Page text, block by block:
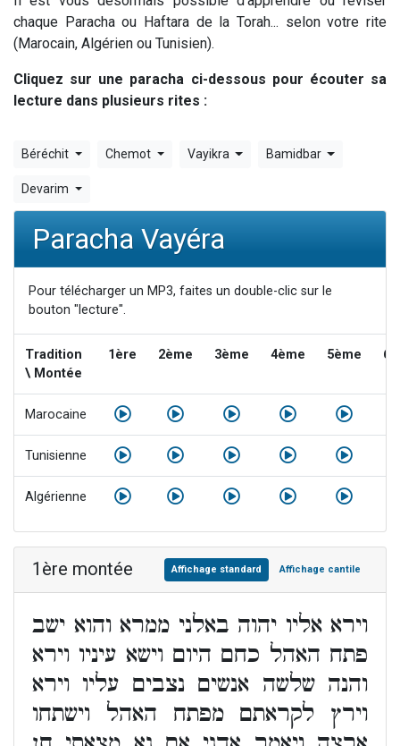
Il reste 49 places pour étudier en groupe sur Zoom
2 nouvelles musiques dans Torah-Box Music
chaque Paracha ou Haftara de la Torah... selon votre rite
(Marocain, Algérien ou Tunisien).
Cliquez sur une paracha ci-dessous pour écouter sa
lecture dans plusieurs rites :
Béréchit Chemot Vayikra Bamidbar
Devarim
Paracha Vayéra
Pour télécharger un MP3, faites un double-clic sur le
bouton "lecture".
Tradition
\ Montée
1ère 2ème 3ème 4ème 5ème
Marocaine
Tunisienne
Algérienne
1ère montée Affichage standard Affichage cantile
וירא אליו יהוה באלני ממרא והוא ישב
פתח האהל כחם היום וישא עיניו וירא
והנה שלשה אנשים נצבים עליו וירא
וירץ לקראתם מפתח האהל וישתחו